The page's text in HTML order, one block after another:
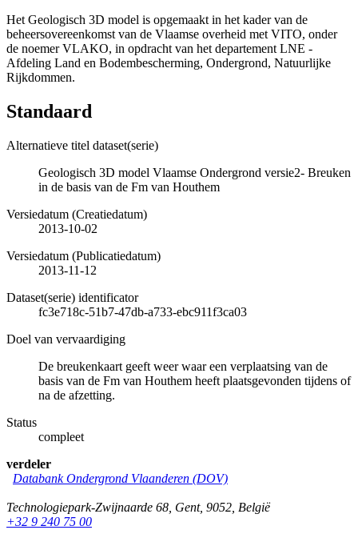
Het Geologisch 3D model is opgemaakt in het kader van de
beheersovereenkomst van de Vlaamse overheid met VITO, onder
de noemer VLAKO, in opdracht van het departement LNE -
Afdeling Land en Bodembescherming, Ondergrond, Natuurlijke
Rijkdommen.
Standaard
Alternatieve titel dataset(serie)
Geologisch 3D model Vlaamse Ondergrond versie2- Breuken
in de basis van de Fm van Houthem
Versiedatum (Creatiedatum)
2013-10-02
Versiedatum (Publicatiedatum)
2013-11-12
Dataset(serie) identificator
fc3e718c-51b7-47db-a733-ebc911f3ca03
Doel van vervaardiging
De breukenkaart geeft weer waar een verplaatsing van de
basis van de Fm van Houthem heeft plaatsgevonden tijdens of
na de afzetting.
Status
compleet
verdeler
Databank Ondergrond Vlaanderen (DOV)
Technologiepark-Zwijnaarde 68 Gent, 9052 België
+32 9 240 75 00